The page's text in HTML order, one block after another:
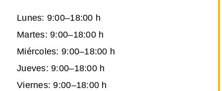
Lunes: 9:00–18:00 h
Martes: 9:00–18:00 h
Miércoles: 9:00–18:00 h
Jueves: 9:00–18:00 h
Viernes: 9:00–18:00 h